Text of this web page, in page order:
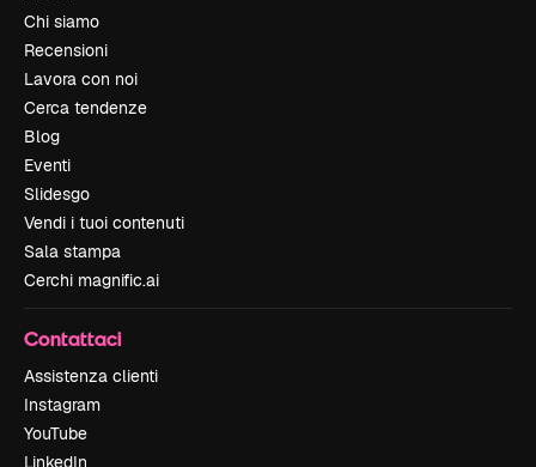
Chi siamo
Recensioni
Lavora con noi
Cerca tendenze
Blog
Eventi
Slidesgo
Vendi i tuoi contenuti
Sala stampa
Cerchi magnific.ai
Contattaci
Assistenza clienti
Instagram
YouTube
LinkedIn